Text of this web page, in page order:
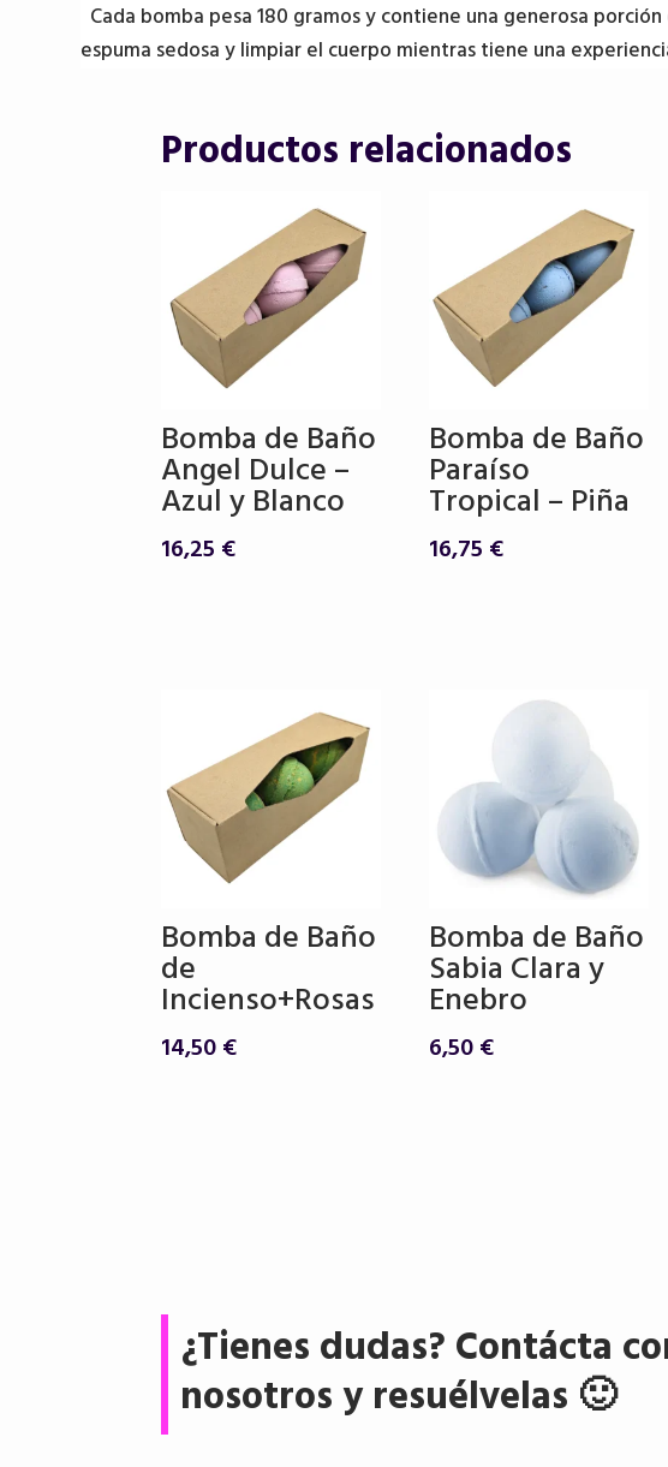
Cada bomba pesa 180 gramos y contiene una generosa
espuma sedosa y limpiar el cuerpo mientras tiene una
Productos relacionados
Bomba de Baño
Angel Dulce –
Azul y Blanco
16,25 €
Bomba de Baño
Paraíso
Tropical – Piña
16,75 €
Bomba de Baño
de
Incienso+Rosas
14,50€
Bomba de Baño
Sabia Clara y
Enebro
6,50€
¿Tienes dudas? Contácta
nosotros y resuélvelas 🙂